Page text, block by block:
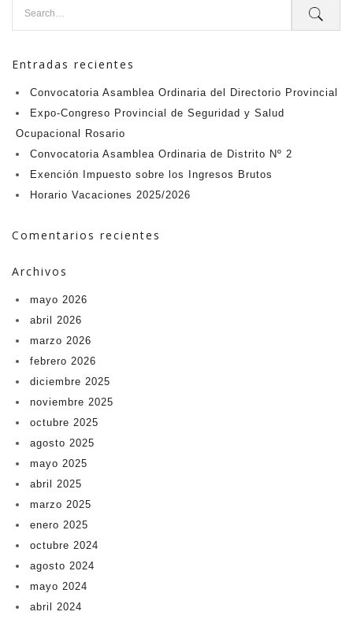
Entradas recientes
Convocatoria Asamblea Ordinaria del Directorio Provincial
Expo-Congreso Provincial de Seguridad y Salud
Ocupacional Rosario
Convocatoria Asamblea Ordinaria de Distrito Nº 2
Exención Impuesto sobre los Ingresos Brutos
Horario Vacaciones 2025/2026
Comentarios recientes
Archivos
mayo 2026
abril 2026
marzo 2026
febrero 2026
diciembre 2025
noviembre 2025
octubre 2025
agosto 2025
mayo 2025
abril 2025
marzo 2025
enero 2025
octubre 2024
agosto 2024
mayo 2024
abril 2024